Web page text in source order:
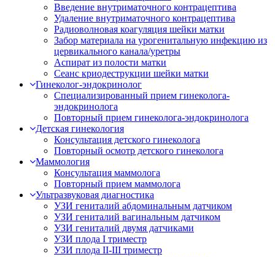
Введение внутриматочного контрацептива
Удаление внутриматочного контрацептива
Радиоволновая коагуляция шейки матки
Забор материала на урогенитальную инфекцию из
цервикального канала/уретры
Аспират из полости матки
Сеанс криодеструкции шейки матки
Гинеколог-эндокринолог
Специализированный прием гинеколога-
эндокринолога
Повторный прием гинеколога-эндокринолога
Детская гинекология
Консультация детского гинеколога
Повторный осмотр детского гинеколога
Маммология
Консультация маммолога
Повторный прием маммолога
Ультразвуковая диагностика
УЗИ гениталий абдоминальным датчиком
УЗИ гениталий вагинальным датчиком
УЗИ гениталий двумя датчиками
УЗИ плода I триместр
УЗИ плода II-III триместр